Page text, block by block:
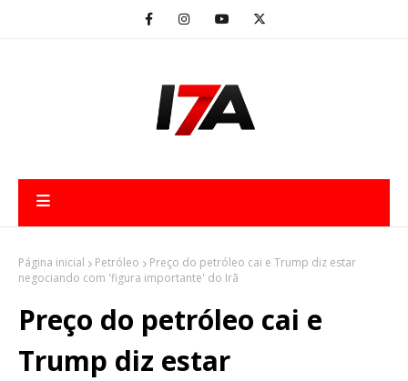
Página inicial Petróleo
Preço do petróleo cai e Trump diz estar
negociando com 'figura importante' do Irã
Preço do petróleo cai e
Trump diz estar